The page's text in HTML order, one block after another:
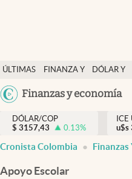
ÚLTIMAS
NOTICIAS
FINANZA Y
DÓLAR Y
Finanzas y economía
Salud y nutrición
Vida espiritual
Actualidad
DÓLAR/COP
$ 3157,43 0.13%
ICE
u$s
Cronista Colombia Finanzas
Apoyo Escolar